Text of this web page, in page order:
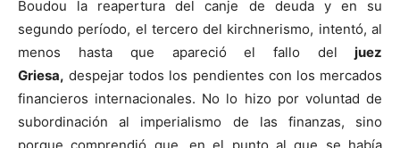
Boudou la reapertura del canje de deuda y en su
segundo período, el tercero del kirchnerismo, intentó, al
menos hasta que apareció el fallo del juez
Griesa, despejar todos los pendientes con los mercados
financieros internacionales. No lo hizo por voluntad de
subordinación al imperialismo de las finanzas, sino
porque comprendió que, en el punto al que se había